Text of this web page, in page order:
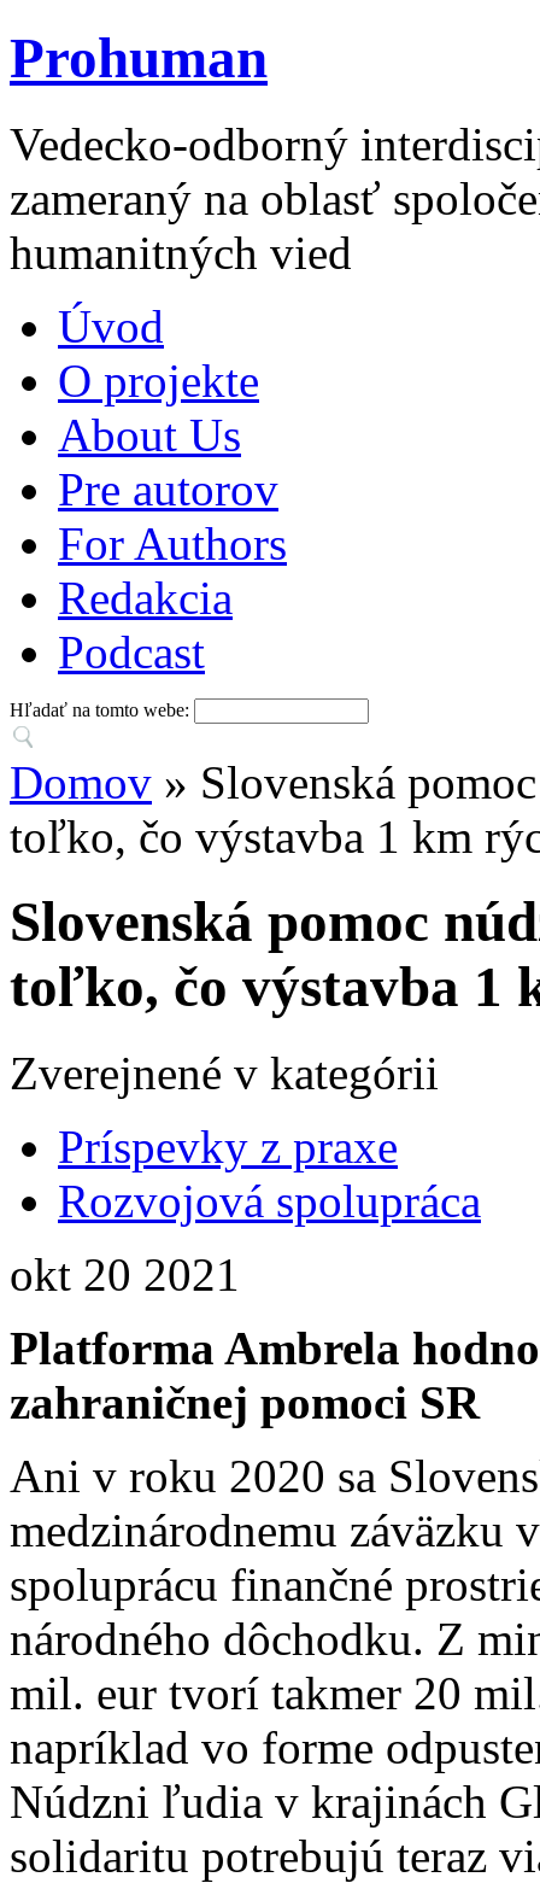
Prohuman
Vedecko-odborný
zameraný na oblasť
humanitných vied
Úvod
O projekte
About Us
Pre autorov
For Authors
Redakcia
Podcast
Hľadať na tomto webe:
Domov » Slovenská
toľko, čo výstavba 1 km
Slovenská pomoc
toľko, čo výstavba 1
Zverejnené v kategórii
Príspevky z praxe
Rozvojová spolupráca
okt 20 2021
Platforma Ambrela
zahraničnej pomoci SR
Ani v roku 2020 sa
medzinárodnemu
spoluprácu finančné
národného dôchodku. Z
mil. eur tvorí takmer 20
napríklad vo forme
Núdzni ľudia v krajinách
solidaritu potrebujú teraz